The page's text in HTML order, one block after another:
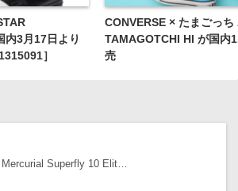
内3月17日より
］
CONVERSE × たまごっ
TAMAGOTCHI HI が国内
売
Superfly 10 Elit…